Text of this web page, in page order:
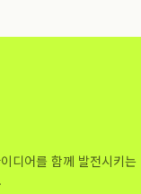
디어를 함께 발전시키는